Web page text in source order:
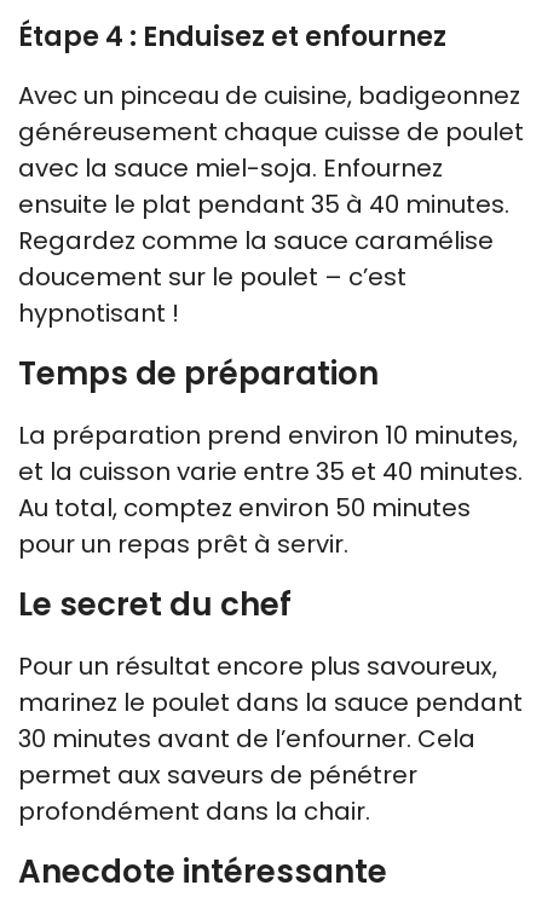
Étape 4 : Enduisez et enfournez
Avec un pinceau de cuisine, badigeonnez
généreusement chaque cuisse de poulet
avec la sauce miel-soja. Enfournez
ensuite le plat pendant 35 à 40 minutes.
Regardez comme la sauce caramélise
doucement sur le poulet – c’est
hypnotisant !
Temps de préparation
La préparation prend environ 10 minutes,
et la cuisson varie entre 35 et 40 minutes.
Au total, comptez environ 50 minutes
pour un repas prêt à servir.
Le secret du chef
Pour un résultat encore plus savoureux,
marinez le poulet dans la sauce pendant
30 minutes avant de l’enfourner. Cela
permet aux saveurs de pénétrer
profondément dans la chair.
Anecdote intéressante